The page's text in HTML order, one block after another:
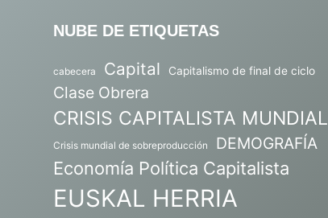
NUBE DE ETIQUETAS
cabecera Capital Capitalismo de final de ciclo
Clase Obrera
CRISIS CAPITALISTA MUNDIAL
Crisis mundial de sobreproducción DEMOGRAFÍA
Economía Política Capitalista
EUSKAL HERRIA